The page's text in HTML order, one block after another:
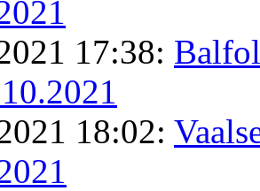
17:38:
18:02: